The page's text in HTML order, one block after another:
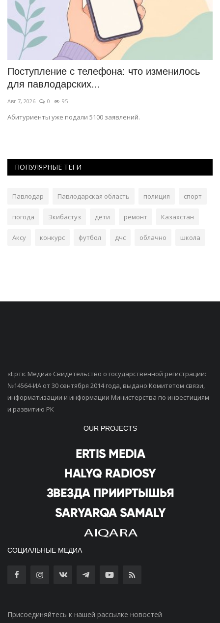
Поступление с телефона: что изменилось
для павлодарских...
Авг 7, 2026 0 95
Абитуриенты уже подали 5100 заявлений.
ПОПУЛЯРНЫЕ ТЕГИ
Павлодар Павлодарская область полиция спорт
погода Экибастуз дети ремонт Казахстан
Аксу конкурс футбол дчс облачно школа
«Ертiс Медиа» Свидетельство о государственной регистрации:
№14564-ИА от 30 сентября 2014 года, выдано Комитетом связи,
информатизации и информации Министерства по инвестициям
и развитию РК
OUR PROJECTS
СОЦИАЛЬНЫЕ МЕДИА
Присоединяйтесь к нашей рассылке новостей